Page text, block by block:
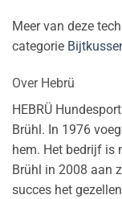
Meer van deze
categorie
Over Hebrü
HEBRÜ
Brühl. In 1976
hem. Het bedrijf is
Brühl in 2008 aan
succes het